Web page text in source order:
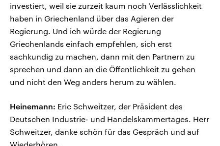
investiert, weil sie zurzeit kaum noch Verlässlichkeit
haben in Griechenland über das Agieren der
Regierung. Und ich würde der Regierung
Griechenlands einfach empfehlen, sich erst
sachkundig zu machen, dann mit den Partnern zu
sprechen und dann an die Öffentlichkeit zu gehen
und nicht den Weg anders herum zu wählen.
Heinemann: Eric Schweitzer, der Präsident des
Deutschen Industrie- und Handelskammertages. Herr
Schweitzer, danke schön für das Gespräch und auf